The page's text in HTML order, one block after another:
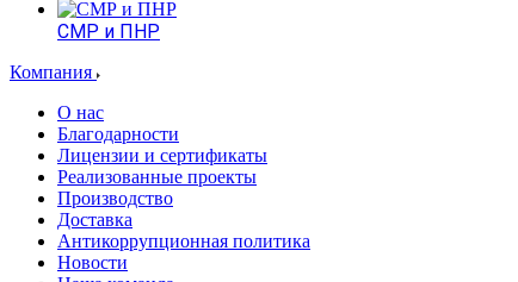
СМР и ПНР
Компания
О нас
Благодарности
Лицензии и сертификаты
Реализованные проекты
Производство
Доставка
Антикоррупционная политика
Новости